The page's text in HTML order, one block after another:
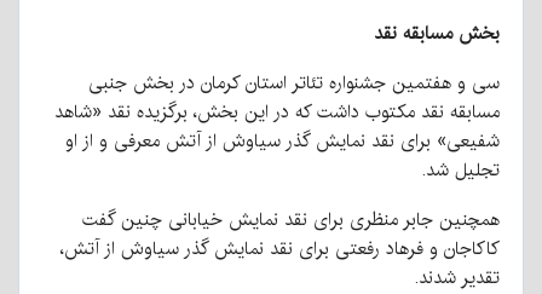
بخش مسابقه نقد
سی و هفتمین جشنواره تئاتر استان کرمان در بخش جنبی
مسابقه نقد مکتوب داشت که در این بخش، برگزیده نقد «شاهد
شفیعی» برای نقد نمایش گذر سیاوش از آتش معرفی و از او
تجلیل شد.
همچنین جابر منظری برای نقد نمایش خیابانی چنین گفت
کاکاجان و فرهاد رفعتی برای نقد نمایش گذر سیاوش از آتش،
تقدیر شدند.